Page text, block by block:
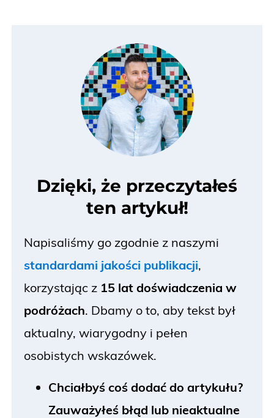
Dzięki, że przeczytałeś
ten artykuł!
Napisaliśmy go zgodnie z naszymi
standardami jakości publikacji,
korzystając z 15 lat doświadczenia w
podróżach. Dbamy o to, aby tekst był
aktualny, wiarygodny i pełen
osobistych wskazówek.
Chciałbyś coś dodać do artykułu?
Zauważyłeś błąd lub nieaktualne